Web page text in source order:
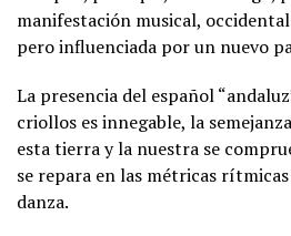
manifestación musical,
pero influenciada por un nuevo
La presencia del español
criollos es innegable, la
esta tierra y la nuestra se
se repara en las métricas
danza.